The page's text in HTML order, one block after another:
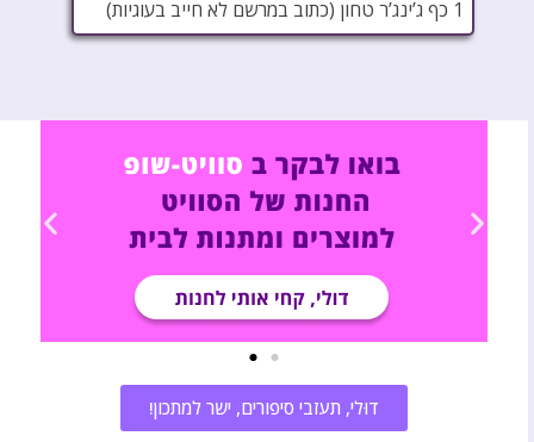
1 כף ג’ינג’ר טחון (כתוב במרשם לא חייב בעוגיות)
דוּלי, תעזבי סיפורים, ישר למתכון!